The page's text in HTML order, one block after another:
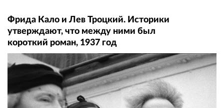
Фрида Кало и Лев Троцкий. Историки
утверждают, что между ними был
короткий роман, 1937 год